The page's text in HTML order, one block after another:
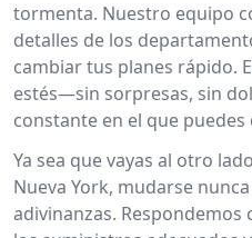
tormenta. Nuestro equipo
detalles de los
cambiar tus planes rápido.
estés—sin sorpresas, sin
constante en el que puedes
Ya sea que vayas al otro
Nueva York, mudarse
adivinanzas.